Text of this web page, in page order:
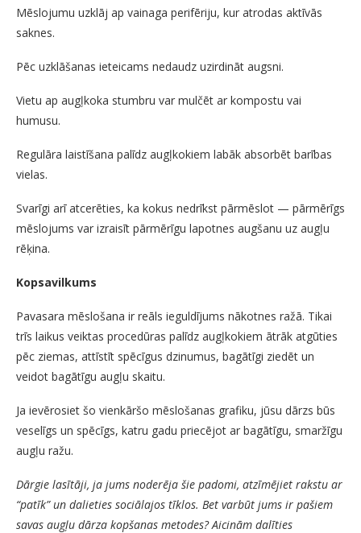
Mēslojumu uzklāj ap vainaga perifēriju, kur atrodas aktīvās
saknes.
Pēc uzklāšanas ieteicams nedaudz uzirdināt augsni.
Vietu ap augļkoka stumbru var mulčēt ar kompostu vai
humusu.
Regulāra laistīšana palīdz augļkokiem labāk absorbēt barības
vielas.
Svarīgi arī atcerēties, ka kokus nedrīkst pārmēslot — pārmērīgs
mēslojums var izraisīt pārmērīgu lapotnes augšanu uz augļu
rēķina.
Kopsavilkums
Pavasara mēslošana ir reāls ieguldījums nākotnes ražā. Tikai
trīs laikus veiktas procedūras palīdz augļkokiem ātrāk atgūties
pēc ziemas, attīstīt spēcīgus dzinumus, bagātīgi ziedēt un
veidot bagātīgu augļu skaitu.
Ja ievērosiet šo vienkāršo mēslošanas grafiku, jūsu dārzs būs
veselīgs un spēcīgs, katru gadu priecējot ar bagātīgu, smaržīgu
augļu ražu.
Dārgie lasītāji, ja jums noderēja šie padomi, atzīmējiet rakstu ar
“patīk” un dalieties sociālajos tīklos. Bet varbūt jums ir pašiem
savas augļu dārza kopšanas metodes? Aicinām dalīties